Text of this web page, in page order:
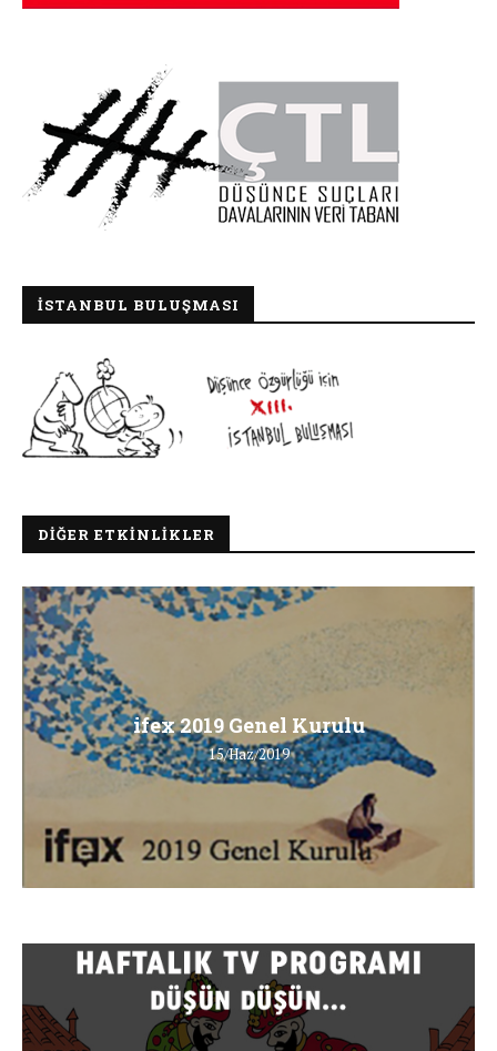
İSTANBUL BULUŞMASI
DIĞER ETKINLIKLER
ifex 2019 Genel Kurulu
15/Haz/2019